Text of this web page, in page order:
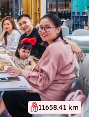
11658.41 km